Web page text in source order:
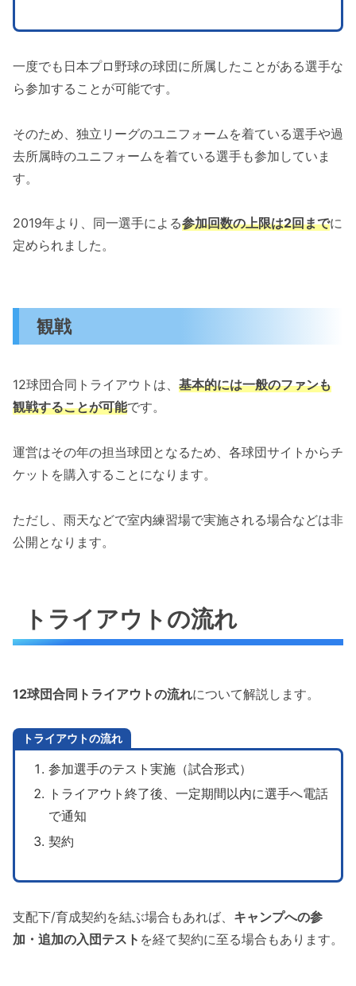
一度でも日本プロ野球の球団に所属したことがある選手な
ら参加することが可能です。
そのため、独立リーグのユニフォームを着ている選手や過
去所属時のユニフォームを着ている選手も参加していま
す。
2019年より、同一選手による参加回数の上限は2回までに
定められました。
観戦
12球団合同トライアウトは、 基本的には一般のファンも
観戦することが可能です。
運営はその年の担当球団となるため、各球団サイトからチ
ケットを購入することになります。
ただし、雨天などで室内練習場で実施される場合などは非
公開となります。
トライアウトの流れ
12球団合同トライアウトの流れについて解説します。
トライアウトの流れ
参加選手のテスト実施（試合形式）
トライアウト終了後、一定期間以内に選手へ電話
で通知
契約
支配下/育成契約を結ぶ場合もあれば、 キャンプへの参
加・追加の入団テスト を経て契約に至る場合もあります。